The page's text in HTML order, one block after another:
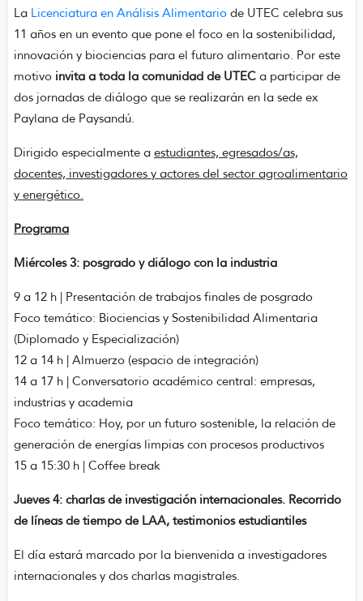
La Licenciatura en Análisis Alimentario de UTEC celebra sus
11 años en un evento que pone el foco en la sostenibilidad,
innovación y biociencias para el futuro alimentario. Por este
motivo invita a toda la comunidad de UTEC a participar de
dos jornadas de diálogo que se realizarán en la sede ex
Paylana de Paysandú.
Dirigido especialmente a estudiantes, egresados/as,
docentes, investigadores y actores del sector agroalimentario
y energético.
Programa
Miércoles 3: posgrado y diálogo con la industria
9 a 12 h | Presentación de trabajos finales de posgrado
Foco temático: Biociencias y Sostenibilidad Alimentaria
(Diplomado y Especialización)
12 a 14 h | Almuerzo (espacio de integración)
14 a 17 h | Conversatorio académico central: empresas,
industrias y academia
Foco temático: Hoy, por un futuro sostenible, la relación de
generación de energías limpias con procesos productivos
15 a 15:30 h | Coffee break
Jueves 4: charlas de investigación internacionales. Recorrido
de líneas de tiempo de LAA, testimonios estudiantiles
El día estará marcado por la bienvenida a investigadores
internacionales y dos charlas magistrales.